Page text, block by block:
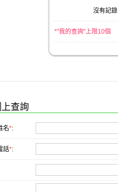
沒有記錄
*"我的查詢"上限10個
查詢
名*:
話*: